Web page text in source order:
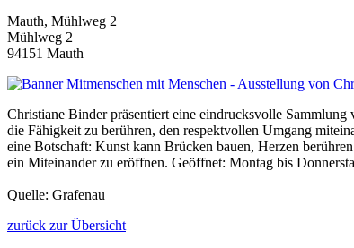
Mauth, Mühlweg 2
Mühlweg 2
94151 Mauth
Christiane Binder präsentiert eine eindrucksvolle
die Fähigkeit zu berühren, den respektvollen Umgang
eine Botschaft: Kunst kann Brücken bauen, Herzen
ein Miteinander zu eröffnen. Geöffnet: Montag bis
Quelle: Grafenau
zurück zur Übersicht